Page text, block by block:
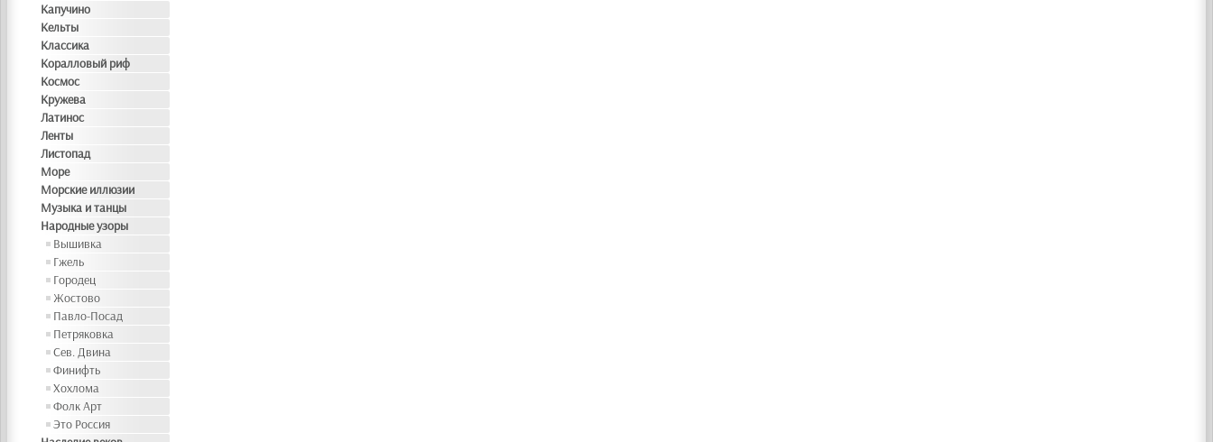
Капучино
Кельты
Классика
Коралловый риф
Космос
Кружева
Латинос
Ленты
Листопад
Море
Морские иллюзии
Музыка и танцы
Народные узоры
Вышивка
Гжель
Городец
Жостово
Павло-Посад
Петряковка
Сев. Двина
Финифть
Хохлома
Фолк Арт
Это Россия